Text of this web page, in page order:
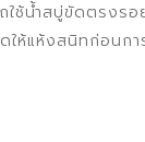
ใช้น้ำสบู่ขัดตรงรอ
ให้แห้งสนิทก่อนกา